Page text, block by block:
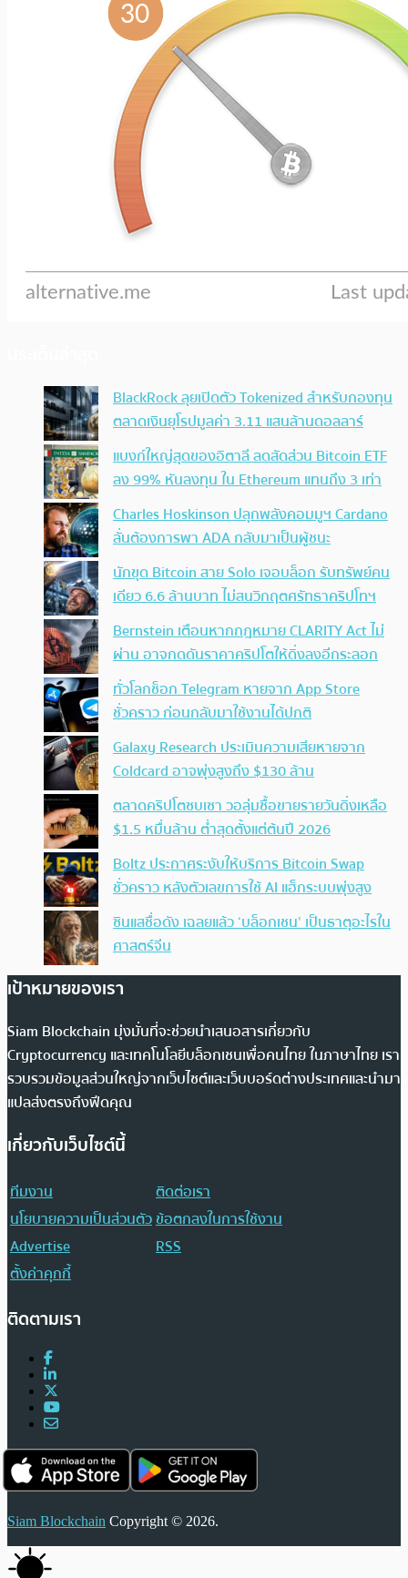
BlackRock ลุยเปิดตัว Tokenized สำหรับกองทุน
ตลาดเงินยุโรปมูลค่า 3.11 แสนล้านดอลลาร์
แบงก์ใหญ่สุดของอิตาลี ลดสัดส่วน Bitcoin ETF
ลง 99% หันลงทุน ใน Ethereum แทนถึง 3 เท่า
Charles Hoskinson ปลุกพลังคอมมูฯ Cardano
ลั่นต้องการพา ADA กลับมาเป็นผู้ชนะ
นักขุด Bitcoin สาย Solo เจอบล็อก รับทรัพย์คน
เดียว 6.6 ล้านบาท ไม่สนวิกฤตศรัทธาคริปโทฯ
Bernstein เตือนหากกฎหมาย CLARITY Act ไม่
ผ่าน อาจกดดันราคาคริปโตให้ดิ่งลงอีกระลอก
ทั่วโลกช็อก Telegram หายจาก App Store
ชั่วคราว ก่อนกลับมาใช้งานได้ปกติ
Galaxy Research ประเมินความเสียหายจาก
Coldcard อาจพุ่งสูงถึง $130 ล้าน
ตลาดคริปโตซบเซา วอลุ่มซื้อขายรายวันดิ่งเหลือ
$1.5 หมื่นล้าน ต่ำสุดตั้งแต่ต้นปี 2026
Boltz ประกาศระงับให้บริการ Bitcoin Swap
ชั่วคราว หลังตัวเลขการใช้ AI แฮ็กระบบพุ่งสูง
ซินแสชื่อดัง เฉลยแล้ว ‘บล็อกเชน’ เป็นธาตุอะไรใน
ศาสตร์จีน
เป้าหมายของเรา
Siam Blockchain มุ่งมั่นที่จะช่วยนำเสนอสารเกี่ยวกับ
Cryptocurrency และเทคโนโลยีบล็อกเชนเพื่อคนไทย ในภาษาไทย เรา
รวบรวมข้อมูลส่วนใหญ่จากเว็บไซต์และเว็บบอร์ดต่างประเทศและนำมา
แปลส่งตรงถึงฟีดคุณ
เกี่ยวกับเว็บไซต์นี้
ทีมงาน
ติดต่อเรา
นโยบายความเป็นส่วนตัวข้อตกลงในการใช้งาน
Advertise
RSS
ตั้งค่าคุกกี้
ติดตามเรา
Siam Blockchain Copyright © 2026.